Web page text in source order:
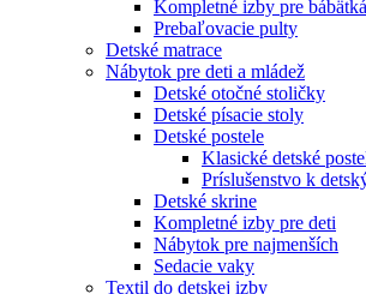
Kompletné izby pre bábätká
Prebaľovacie pulty
Detské matrace
Nábytok pre deti a mládež
Detské otočné stoličky
Detské písacie stoly
Detské postele
Klasické detské
Príslušenstvo k
Detské skrine
Kompletné izby pre deti
Nábytok pre najmenších
Sedacie vaky
Textil do detskej izby